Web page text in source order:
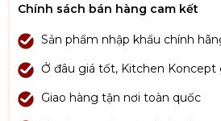
Chính sách bán hàng cam kết
Sản phẩm nhập khẩu chính
Ở đâu giá tốt, Kitchen Koncept
Giao hàng tận nơi toàn quốc